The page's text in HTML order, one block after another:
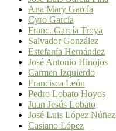
Ana Mary García
Cyro García
Franc. García Troya
Salvador González
Estefanía Hernández
José Antonio Hinojos
Carmen Izquierdo
Francisca León
Pedro Lobato Hoyos
Juan Jesús Lobato
José Luis López Núñez
Casiano López